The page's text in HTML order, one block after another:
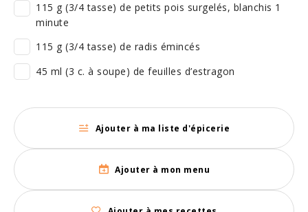
115 g (3/4 tasse) de petits pois surgelés, blanchis 1
minute
115 g (3/4 tasse) de radis émincés
45 ml (3 c. à soupe) de feuilles d’estragon
Ajouter à ma liste d'épicerie
Ajouter à mon menu